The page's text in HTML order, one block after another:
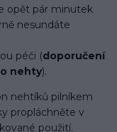
opět pár minutek
nesundáte
péči (doporučení
nehty).
nehtíků pilníkem
propláchněte v
použití.